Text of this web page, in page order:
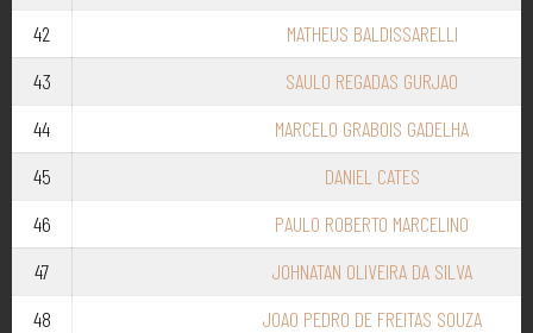
42
MATHEUS BALDISSARELLI
43
SAULO REGADAS GURJAO
44
MARCELO GRABOIS GADELHA
45
DANIEL CATES
46
PAULO ROBERTO MARCELINO
47
JOHNATAN OLIVEIRA DA SILVA
48
JOAO PEDRO DE FREITAS SOUZA